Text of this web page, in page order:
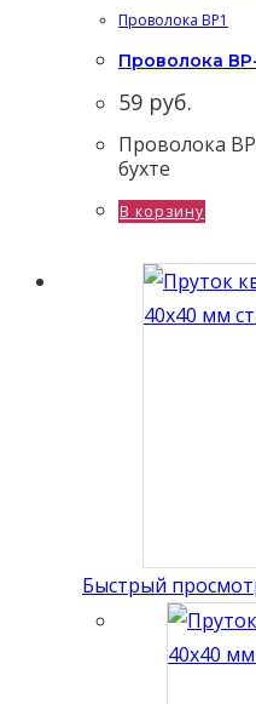
Проволока ВР1
Проволока
59 руб.
Проволока
бухте
В корзину
Быстрый